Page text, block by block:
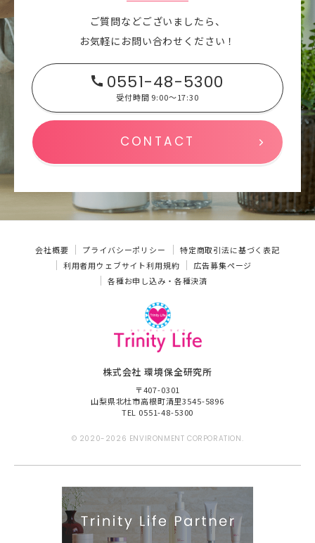
ご質問などございましたら、
お気軽にお問い合わせください！
0551-48-5300
受付時間 9:00～17:30
CONTACT
会社概要 プライバシーポリシー
特定商取引法に基づく表記
利用者用ウェブサイト利用規約
広告募集ページ
各種お申し込み・各種決済
株式会社 環境保全研究所
〒407-0301
山梨県北杜市高根町清里3545-5896
TEL 0551-48-5300
© 2020-2026 ENVIRONMENT CORPORATION.